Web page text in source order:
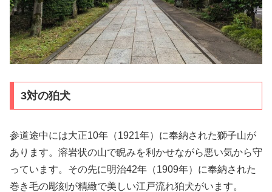
3対の狛犬
参道途中には大正10年（1921年）に奉納された獅子山が
あります。溶岩状の山で睨みを利かせながら悪い気から守
っています。その先に明治42年（1909年）に奉納された
巻き毛の彫刻が精緻で美しい江戸流れ狛犬がいます。